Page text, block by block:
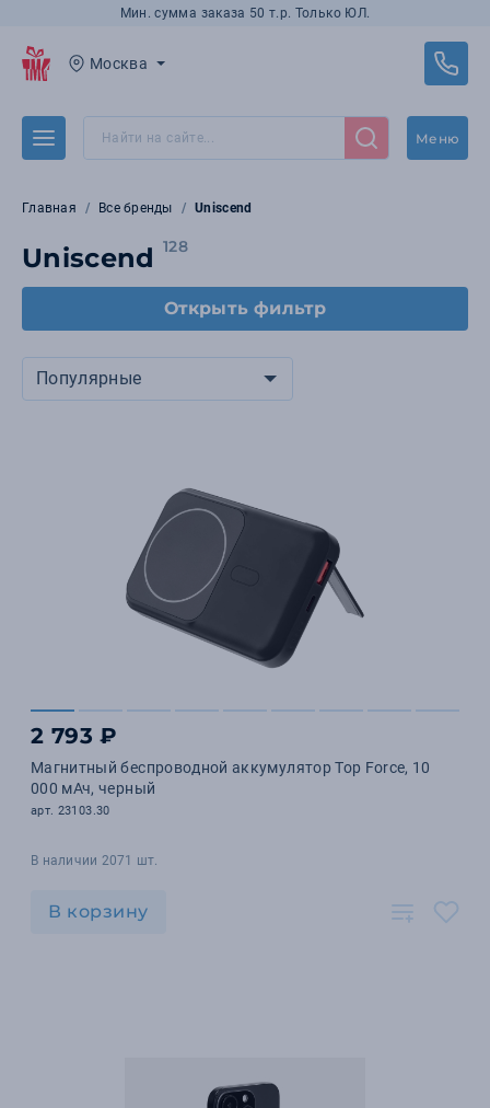
Мин. сумма заказа 50 т.р. Только ЮЛ.
Москва
Меню
Главная Все бренды Uniscend
Uniscend 128
Открыть фильтр
Популярные
2 793 ₽
Магнитный беспроводной аккумулятор Top Force, 10
000 мАч, черный
арт. 23103.30
В наличии 2071 шт.
В корзину